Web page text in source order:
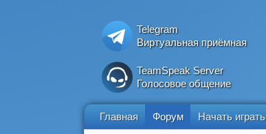
Telegram
Виртуальная приёмная
TeamSpeak Server
Голосовое общение
Главная Форум Начать играть